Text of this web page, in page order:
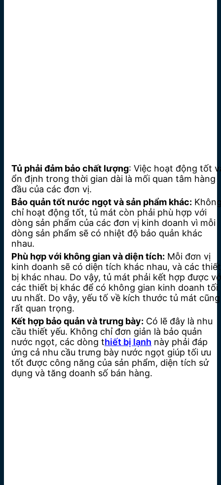
Tủ phải đảm bảo chất lượng: Việc hoạt động tốt
ổn định trong thời gian dài là mối quan tâm hàng
đầu của các đơn vị.
Bảo quản tốt nước ngọt và sản phẩm khác:
chỉ hoạt động tốt, tủ mát còn phải phù hợp với
dòng sản phẩm của các đơn vị kinh doanh vì mỗi
dòng sản phẩm sẽ có nhiệt độ bảo quản khác
nhau.
Phù hợp với không gian và diện tích: Mỗi đơn vị
kinh doanh sẽ có diện tích khác nhau, và các thiết
bị khác nhau. Do vậy, tủ mát phải kết hợp được
các thiết bị khác để có không gian kinh doanh tối
ưu nhất. Do vậy, yếu tố về kích thước tủ mát cũng
rất quan trọng.
Kết hợp bảo quản và trưng bày: Có lẽ đây là nhu
cầu thiết yếu. Không chỉ đơn giản là bảo quản
nước ngọt, các dòng thiết bị lạnh này phải đáp
ứng cả nhu cầu trưng bày nước ngọt giúp tối ưu
tốt được công năng của sản phẩm, diện tích sử
dụng và tăng doanh số bán hàng.